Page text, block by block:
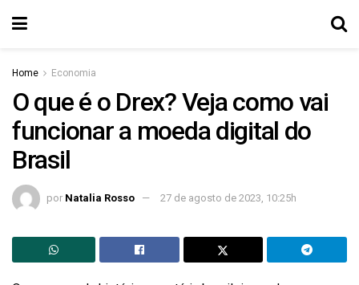
Home Economia
O que é o Drex? Veja como vai
funcionar a moeda digital do
Brasil
por Natalia Rosso 27 de agosto de 2023, 10:25h